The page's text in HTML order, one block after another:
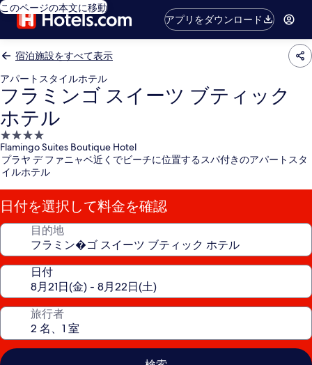
このページの本文に移動
アプリをダウンロード
宿泊施設をすべて表示
アパートスタイルホテル
フラミンゴ スイーツ ブティック
ホテル
4.0
つ
星
宿
泊
施
設
Flamingo Suites Boutique Hotel
プラヤ デ ファニャベ近くでビーチに位置するスパ付きのアパートスタ
イルホテル
日付を選択して料金を確認
目的地
日付
旅行者